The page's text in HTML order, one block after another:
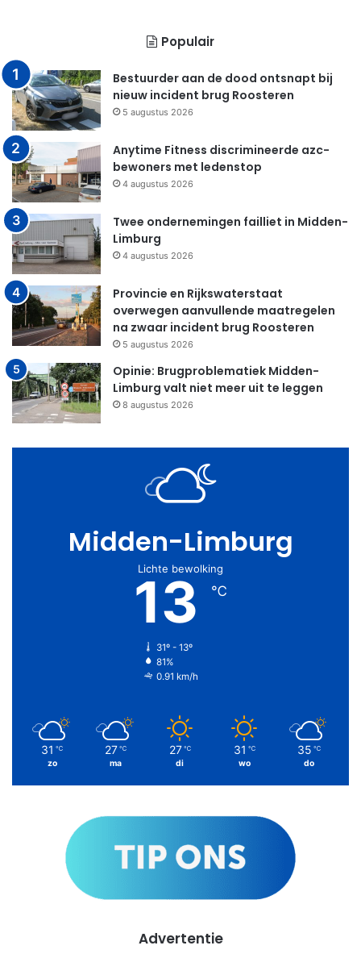
Populair
Bestuurder aan de dood ontsnapt bij
nieuw incident brug Roosteren
5 augustus 2026
Anytime Fitness discrimineerde azc-
bewoners met ledenstop
4 augustus 2026
Twee ondernemingen failliet in Midden-
Limburg
4 augustus 2026
Provincie en Rijkswaterstaat
overwegen aanvullende maatregelen
na zwaar incident brug Roosteren
5 augustus 2026
Opinie: Brugproblematiek Midden-
Limburg valt niet meer uit te leggen
8 augustus 2026
Midden-Limburg
Lichte bewolking
13 ℃
31º - 13º
81%
0.91 km/h
31 ℃
zo
27 ℃
ma
27 ℃
di
31 ℃
wo
35 ℃
do
Advertentie